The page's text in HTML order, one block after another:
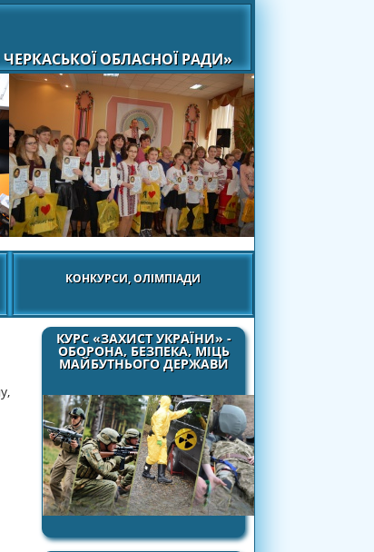
ОБЛАСНОЇ РАДИ»
КОНКУРСИ, ОЛІМПІАДИ
КУРС «ЗАХИСТ УКРАЇНИ» -
ОБОРОНА, БЕЗПЕКА, МІЦЬ
МАЙБУТНЬОГО ДЕРЖАВИ